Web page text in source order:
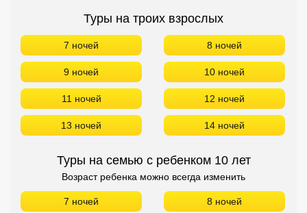
Туры на троих взрослых
7 ночей 8 ночей
9 ночей 10 ночей
11 ночей 12 ночей
13 ночей 14 ночей
Туры на семью с ребенком 10 лет
Возраст ребенка можно всегда изменить
7 ночей 8 ночей